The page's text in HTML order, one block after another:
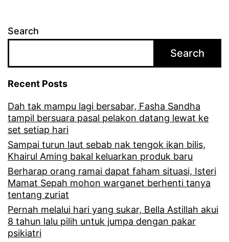
a
m
e
s
a
,
Search
Search
Recent Posts
Dah tak mampu lagi bersabar, Fasha Sandha
tampil bersuara pasal pelakon datang lewat ke
set setiap hari
Sampai turun laut sebab nak tengok ikan bilis,
Khairul Aming bakal keluarkan produk baru
Berharap orang ramai dapat faham situasi, Isteri
Mamat Sepah mohon warganet berhenti tanya
tentang zuriat
Pernah melalui hari yang sukar, Bella Astillah akui
8 tahun lalu pilih untuk jumpa dengan pakar
psikiatri